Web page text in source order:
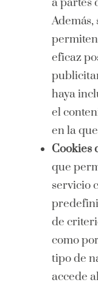
a partes
eficaz
haya
el
en la
Cookies
que
servicio
de
como
tipo de
accede